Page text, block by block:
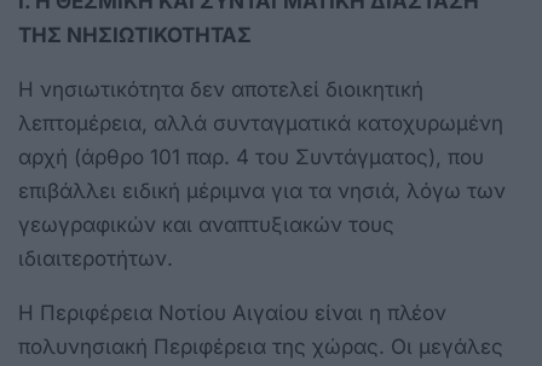
ΤΗΣ ΝΗΣΙΩΤΙΚΟΤΗΤΑΣ
Η νησιωτικότητα δεν αποτελεί διοικητική
λεπτομέρεια, αλλά συνταγματικά κατοχυρωμένη
αρχή (άρθρο 101 παρ. 4 του Συντάγματος), που
επιβάλλει ειδική μέριμνα για τα νησιά, λόγω των
γεωγραφικών και αναπτυξιακών τους
ιδιαιτεροτήτων.
Η Περιφέρεια Νοτίου Αιγαίου είναι η πλέον
πολυνησιακή Περιφέρεια της χώρας. Οι μεγάλες